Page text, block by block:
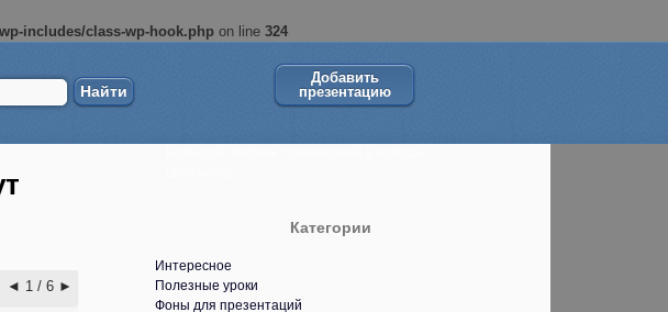
includes/class-wp-hook.php on line 324
Добавить
презентацию
◄ 1 / 6 ►
Категории
Интересное
Полезные уроки
Фоны для презентаций